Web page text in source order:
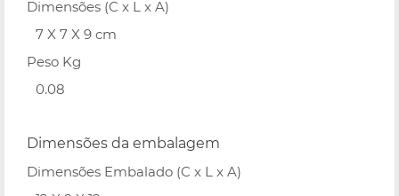
Dimensões (C x L x A)
7 X 7 X 9 cm
Peso Kg
0.08
Dimensões da embalagem
Dimensões Embalado (C x L x A)